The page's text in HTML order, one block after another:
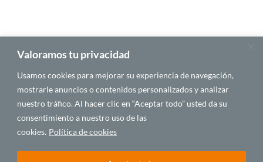
Valoramos tu privacidad
Usamos cookies para mejorar su experiencia de navegación,
mostrarle anuncios o contenidos personalizados y analizar
nuestro tráfico. Al hacer clic en “Aceptar todo” usted da su
consentimiento a nuestro uso de las
cookies. Política de cookies
Blog
About Us
Personalities
English